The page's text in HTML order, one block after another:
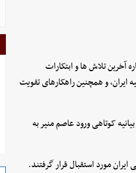
تلاش ها و ابتکارات
ایران، و همچنین راهکارهای تقویت
به نقل از ایرنا، روابط عمومی ارتش پاکستان جمعه شب یکم خرداد ۱۴۰۵ در بیانیه کوتاهی ورود عاصم منیر به
مورد استقبال قرار گرفتند.